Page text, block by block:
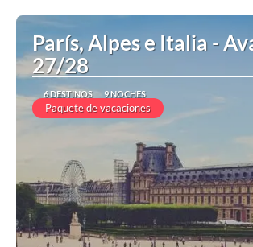
Ver
París, Alpes e Italia -
27/28
6 DESTINOS 9 NOCHES
Paquete de vacaciones